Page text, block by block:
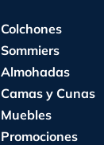
Colchones
Sommiers
Almohadas
Camas y Cunas
Muebles
Promociones